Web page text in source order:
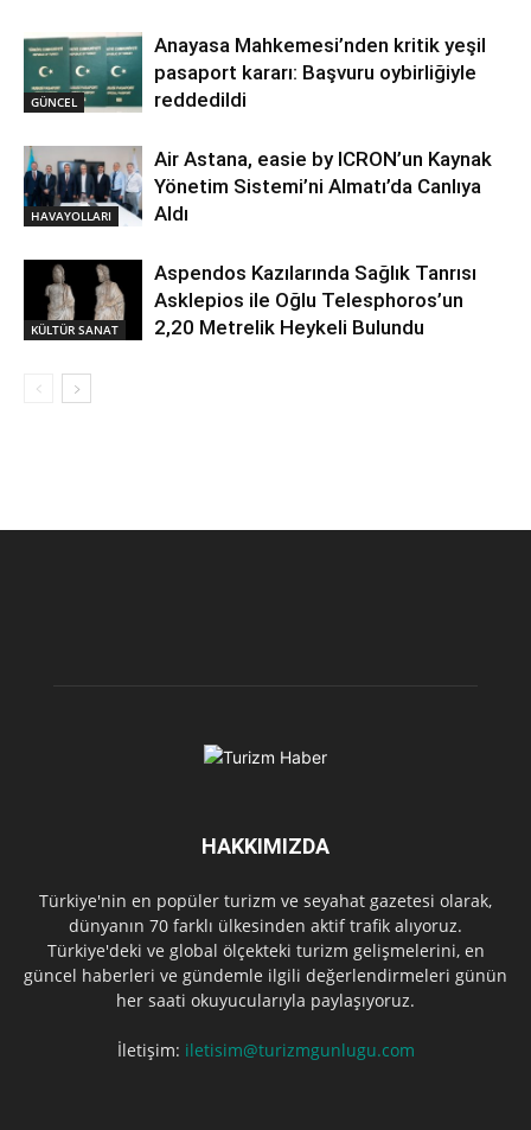
GÜNCEL
Anayasa Mahkemesi’nden kritik yeşil
pasaport kararı: Başvuru oybirliğiyle
reddedildi
HAVAYOLLARI
Air Astana, easie by ICRON’un Kaynak
Yönetim Sistemi’ni Almatı’da Canlıya
Aldı
KÜLTÜR SANAT
Aspendos Kazılarında Sağlık Tanrısı
Asklepios ile Oğlu Telesphoros’un
2,20 Metrelik Heykeli Bulundu
HAKKIMIZDA
Türkiye'nin en popüler turizm ve seyahat gazetesi olarak,
dünyanın 70 farklı ülkesinden aktif trafik alıyoruz.
Türkiye'deki ve global ölçekteki turizm gelişmelerini, en
güncel haberleri ve gündemle ilgili değerlendirmeleri günün
her saati okuyucularıyla paylaşıyoruz.
İletişim: iletisim@turizmgunlugu.com